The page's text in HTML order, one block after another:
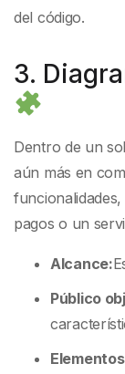
del código.
3.
Dentro de un
aún más en
pagos o un
Alcance:
Público